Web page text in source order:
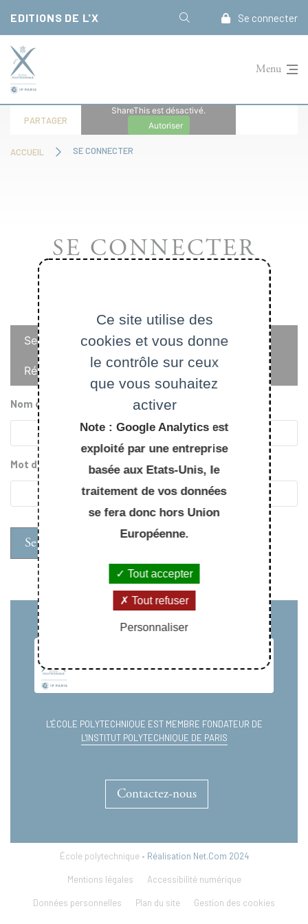
EDITIONS DE L'X Se connecter
Menu
ACCUEIL SE CONNECTER
PARTAGER
ShareThis est désactivé.
Autoriser
SE CONNECTER
Onglets
principaux
Se connecter
Réinitialiser votre mot de passe
Nom d'utilisateur
Mot de passe
L'ÉCOLE POLYTECHNIQUE EST MEMBRE FONDATEUR DE
L'INSTITUT POLYTECHNIQUE DE PARIS
Contactez-nous
École polytechnique • Réalisation Net.Com 2024
Mentions légales Accessibilité numérique
Données personnelles Plan du site Gestion des cookies
Ce site utilise des
cookies et vous donne
le contrôle sur ceux
que vous souhaitez
activer
Note : Google Analytics est
exploité par une entreprise
basée aux Etats-Unis, le
traitement de vos données
se fera donc hors Union
Européenne.
Tout accepter
Tout refuser
Personnaliser